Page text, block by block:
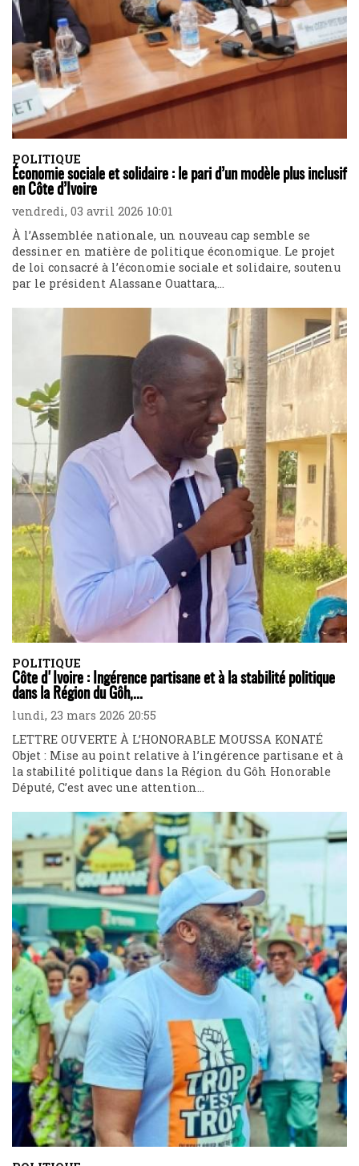
POLITIQUE
Économie sociale et solidaire : le pari d’un modèle plus inclusif
en Côte d’Ivoire
vendredi, 03 avril 2026 10:01
À l’Assemblée nationale, un nouveau cap semble se
dessiner en matière de politique économique. Le projet
de loi consacré à l’économie sociale et solidaire, soutenu
par le président Alassane Ouattara,...
POLITIQUE
Côte d'Ivoire : Ingérence partisane et à la stabilité politique
dans la Région du Gôh,...
lundi, 23 mars 2026 20:55
LETTRE OUVERTE À L’HONORABLE MOUSSA KONATÉ
Objet : Mise au point relative à l’ingérence partisane et à
la stabilité politique dans la Région du Gôh Honorable
Député, C’est avec une attention...